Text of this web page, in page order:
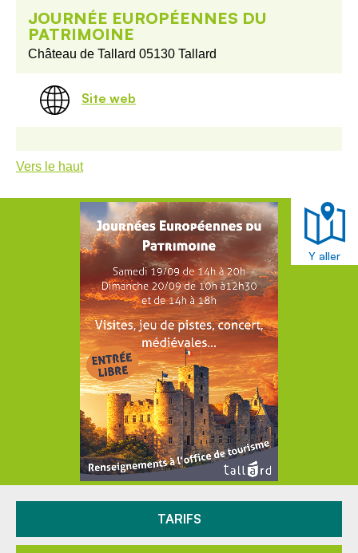
JOURNÉE EUROPÉENNES DU
PATRIMOINE
Château de Tallard 05130 Tallard
Site web
Vers le haut
Y aller
TARIFS